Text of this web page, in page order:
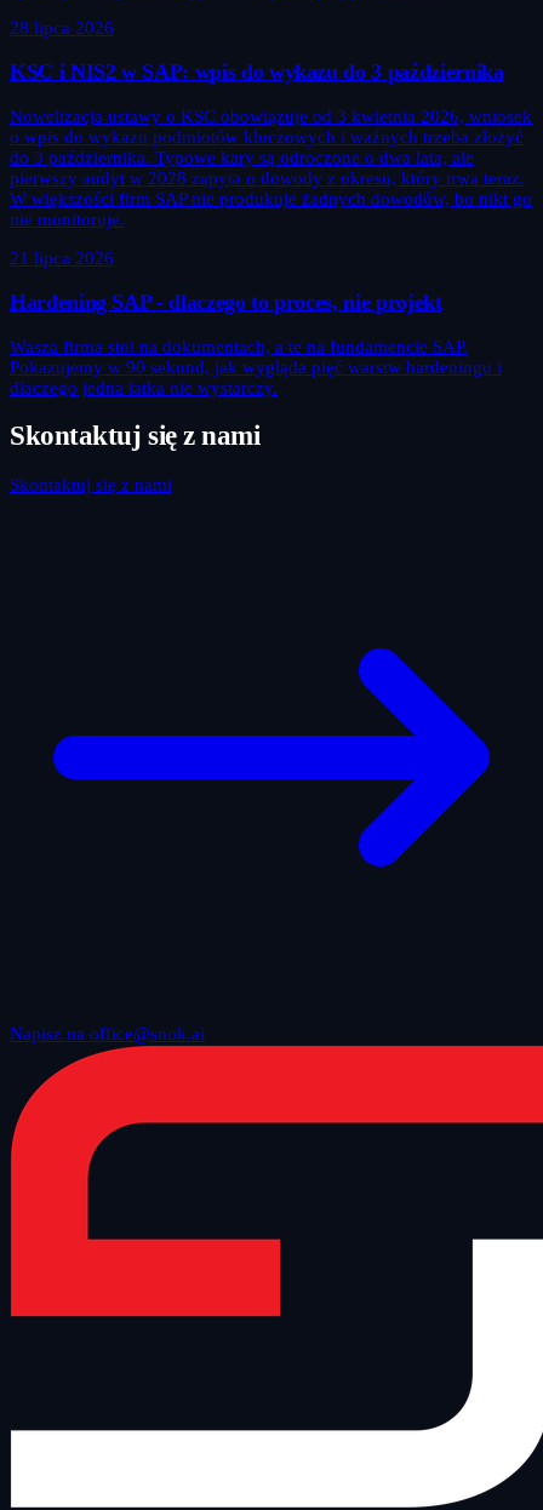
28 lipca 2026
KSC i NIS2 w SAP: wpis do wykazu do 3 października
Nowelizacja ustawy o KSC obowiązuje od 3 kwietnia 2026, wniosek
o wpis do wykazu podmiotów kluczowych i ważnych trzeba złożyć
do 3 października. Typowe kary są odroczone o dwa lata, ale
pierwszy audyt w 2028 zapyta o dowody z okresu, który trwa teraz.
W większości firm SAP nie produkuje żadnych dowodów, bo nikt go
nie monitoruje.
21 lipca 2026
Hardening SAP - dlaczego to proces, nie projekt
Wasza firma stoi na dokumentach, a te na fundamencie SAP.
Pokazujemy w 90 sekund, jak wygląda pięć warstw hardeningu i
dlaczego jedna łatka nie wystarczy.
Skontaktuj się z nami
Skontaktuj się z nami
Napisz na office@snok.ai